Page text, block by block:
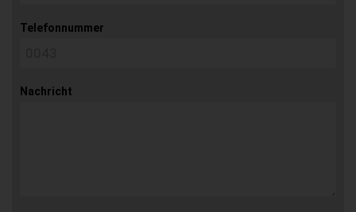
Telefonnummer
Nachricht